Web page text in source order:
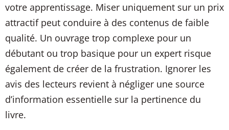
votre apprentissage. Miser uniquement sur un prix
attractif peut conduire à des contenus de faible
qualité. Un ouvrage trop complexe pour un
débutant ou trop basique pour un expert risque
également de créer de la frustration. Ignorer les
avis des lecteurs revient à négliger une source
d’information essentielle sur la pertinence du
livre.